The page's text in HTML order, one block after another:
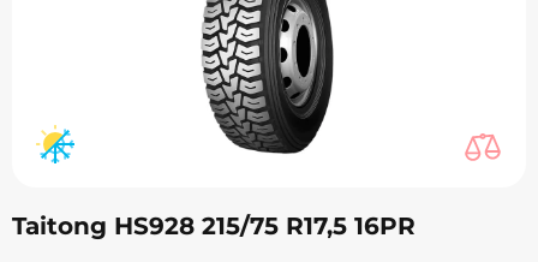
Taitong HS928 215/75 R17,5 16PR